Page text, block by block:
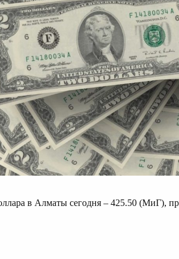
в Алматы сегодня – 425.50 (МиГ),